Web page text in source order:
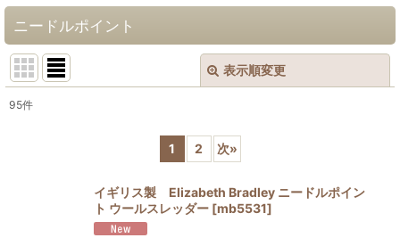
ニードルポイント
表示順変更
絞り込む
95件
1 2 次»
イギリス製 Elizabeth Bradley ニードルポイン
ト ウールスレッダー [mb5531]